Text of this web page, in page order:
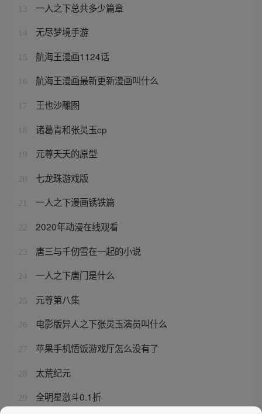
13 一人之下总共多少篇章
14 无尽梦境手游
15 航海王漫画1124话
16 航海王漫画最新更新漫画叫什么
17 王也沙雕图
18 诸葛青和张灵玉cp
19 元尊夭夭的原型
20 七龙珠游戏版
21 一人之下漫画锈铁篇
22 2020年动漫在线观看
23 唐三与千仞雪在一起的小说
24 一人之下唐门是什么
25 元尊第八集
26 电影版异人之下张灵玉演员叫什么
27 苹果手机悟饭游戏厅怎么没有了
28 太荒纪元
29 全明星激斗0.1折